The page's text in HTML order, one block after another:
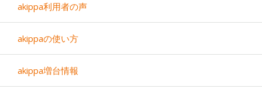
akippa利用者の声
akippaの使い方
akippa増台情報